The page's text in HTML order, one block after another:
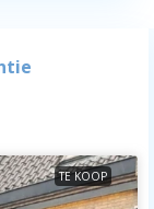
TE KOOP